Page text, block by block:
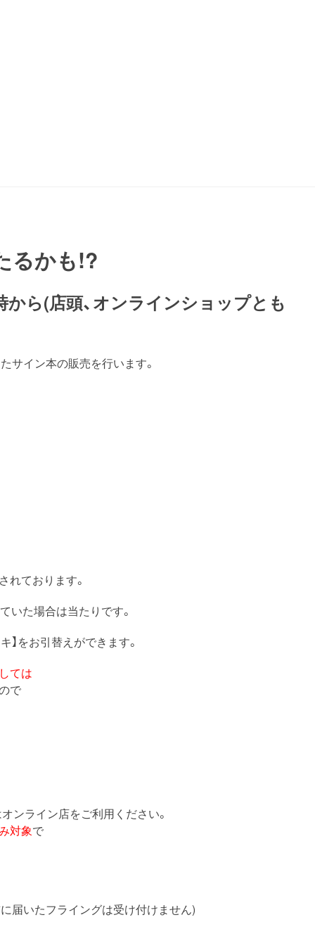
るかも!?
ら(店頭、オンラインショップとも
サイン本の販売を行います。
れております。
ていた場合は当たりです。
】をお引替えができます。
ては
で
ンライン店をご利用ください。
対象で
届いたフライングは受け付けません)